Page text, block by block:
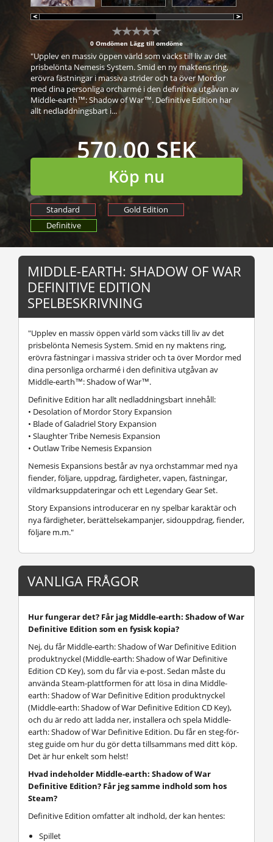
0 Omdömen Lägg till omdöme
"Upplev en massiv öppen värld som väcks till liv av det
prisbelönta Nemesis System. Smid en ny maktens ring,
erövra fästningar i massiva strider och ta över Mordor
med dina personliga orcharmé i den definitiva utgåvan av
Middle-earth™: Shadow of War™. Definitive Edition har
allt nedladdningsbart i...
570,00 SEK
Köp nu
Standard
Gold Edition
Definitive
MIDDLE-EARTH: SHADOW OF WAR
DEFINITIVE EDITION
SPELBESKRIVNING
"Upplev en massiv öppen värld som väcks till liv av det
prisbelönta Nemesis System. Smid en ny maktens ring,
erövra fästningar i massiva strider och ta över Mordor med
dina personliga orcharmé i den definitiva utgåvan av
Middle-earth™: Shadow of War™.
Definitive Edition har allt nedladdningsbart innehåll:
• Desolation of Mordor Story Expansion
• Blade of Galadriel Story Expansion
• Slaughter Tribe Nemesis Expansion
• Outlaw Tribe Nemesis Expansion
Nemesis Expansions består av nya orchstammar med nya
fiender, följare, uppdrag, färdigheter, vapen, fästningar,
vildmarksuppdateringar och ett Legendary Gear Set.
Story Expansions introducerar en ny spelbar karaktär och
nya färdigheter, berättelsekampanjer, sidouppdrag, fiender,
följare m.m."
VANLIGA FRÅGOR
Hur fungerar det? Får jag Middle-earth: Shadow of War
Definitive Edition som en fysisk kopia?
Nej, du får Middle-earth: Shadow of War Definitive Edition
produktnyckel (Middle-earth: Shadow of War Definitive
Edition CD Key), som du får via e-post. Sedan måste du
använda Steam-plattformen för att lösa in dina Middle-
earth: Shadow of War Definitive Edition produktnyckel
(Middle-earth: Shadow of War Definitive Edition CD Key),
och du är redo att ladda ner, installera och spela Middle-
earth: Shadow of War Definitive Edition. Du får en steg-för-
steg guide om hur du gör detta tillsammans med ditt köp.
Det är hur enkelt som helst!
Hvad indeholder Middle-earth: Shadow of War
Definitive Edition? Får jeg samme indhold som hos
Steam?
Definitive Edition omfatter alt indhold, der kan hentes:
Spillet